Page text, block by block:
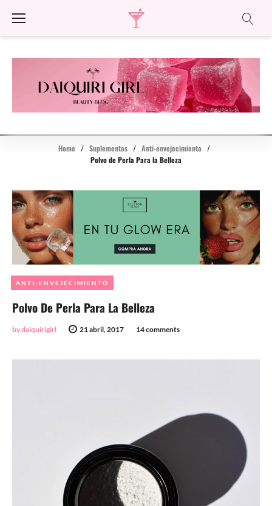
Home / Suplementos / Anti-envejecimiento /
Polvo de Perla Para la Belleza
Polvo De Perla Para La Belleza
by daiquirigirl 21 abril, 2017 14 comments
ANTI-ENVEJECIMIENTO